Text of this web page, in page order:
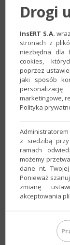
2. Na zakładce
obowiązywania
liście, a zmiany
Drogi
InsERT S.A.
stronach z
niezbędna dla
cookies,
poprzez
jaki sposób
marketingowe,
Polityka
z siedzibą
ramach
możemy
dane nt.
Ponieważ
zmianę
akceptowania